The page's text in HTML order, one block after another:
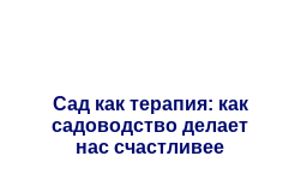
Сад как терапия: как
садоводство делает
нас счастливее